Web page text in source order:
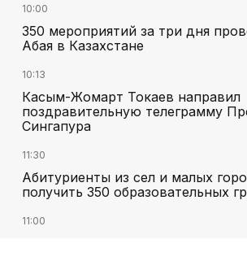
10:00
350 мероприятий за три дня
Абая в Казахстане
10:13
Касым-Жомарт Токаев направил
поздравительную телеграмму
Сингапура
11:30
Абитуриенты из сел и малых
получить 350 образовательных
11:00